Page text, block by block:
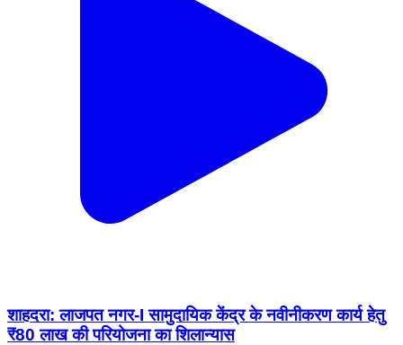
शाहदरा: लाजपत नगर-I सामुदायिक केंद्र के नवीनीकरण कार्य हेतु
₹80 लाख की परियोजना का शिलान्यास